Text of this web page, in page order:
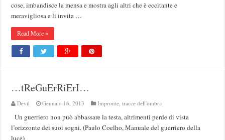
cose, imbandisce la mensa e mostra agli altri che è eccitante e
meravigliosa e li invita …
Read More »
…tReGuErRiErI…
Devil Gennaio 16, 2013 Impronte, tracce dell'ombra
Un guerriero non può abbassare la testa, altrimenti perde di vista
l’orizzonte dei suoi sogni. (Paulo Coelho, Manuale del guerriero della
luce)